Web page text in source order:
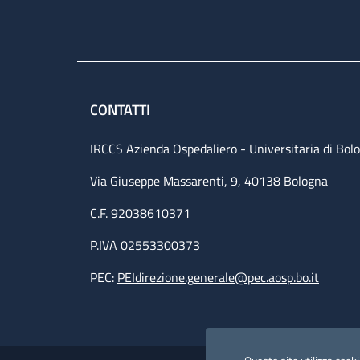
CONTATTI
IRCCS Azienda Ospedaliero - Universitaria di
Via Giuseppe Massarenti, 9, 40138 Bologna
C.F. 92038610371
P.IVA 02553300373
PEC: PEIdirezione.generale@pec.aosp.bo.it